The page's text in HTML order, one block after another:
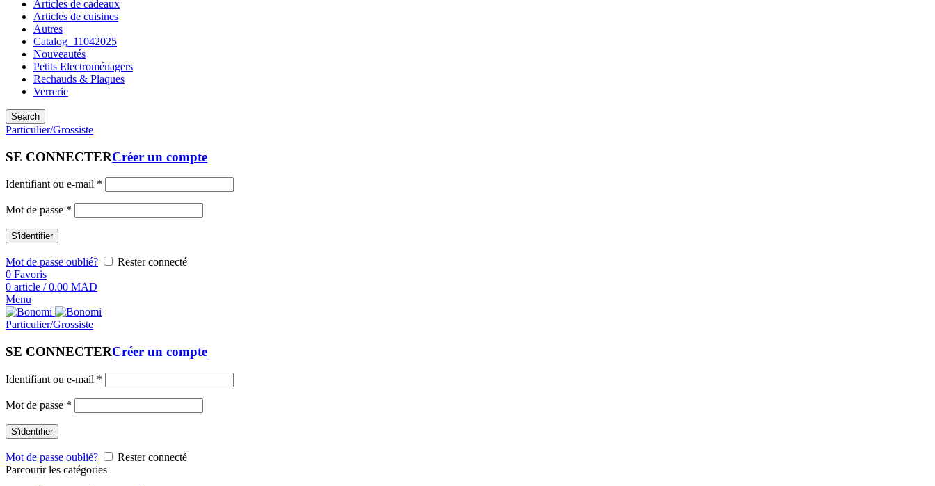
Articles de cadeaux
Articles de cuisines
Autres
Catalog_11042025
Nouveautés
Petits Electroménagers
Rechauds & Plaques
Verrerie
Search
Particulier/Grossiste
SE CONNECTERCréer un compte
Identifiant ou e-mail *
Mot de passe *
S'identifier
Mot de passe oublié?
Rester connecté
0 Favoris
0 article / 0.00 MAD
Menu
Particulier/Grossiste
SE CONNECTERCréer un compte
Identifiant ou e-mail *
Mot de passe *
S'identifier
Mot de passe oublié?
Rester connecté
Parcourir les catégories